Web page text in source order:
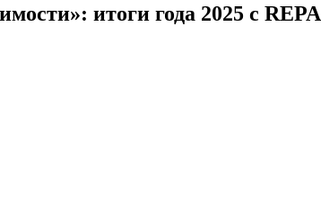
итоги года 2025 с REPA